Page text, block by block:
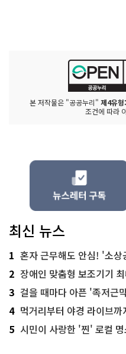
본 저작물은 "공공누리" 제4유
조건에 따라
최신 뉴스
1 혼자 근무해도 안심! '소
2 장애인 맞춤형 보조기기 최
3 걸을 때마다 아픈 '족저근막염
4 먹거리부터 야경 라이브
5 시민이 사랑한 '찐' 로컬 명